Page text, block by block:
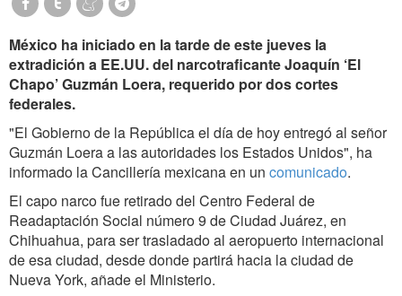
México ha iniciado en la tarde de este jueves la
extradición a EE.UU. del narcotraficante Joaquín ‘El
Chapo’ Guzmán Loera, requerido por dos cortes
federales.
"El Gobierno de la República el día de hoy entregó al señor
Guzmán Loera a las autoridades los Estados Unidos", ha
informado la Cancillería mexicana en un comunicado.
El capo narco fue retirado del Centro Federal de
Readaptación Social número 9 de Ciudad Juárez, en
Chihuahua, para ser trasladado al aeropuerto internacional
de esa ciudad, desde donde partirá hacia la ciudad de
Nueva York, añade el Ministerio.